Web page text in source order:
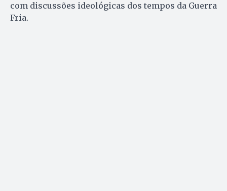
com discussões ideológicas dos tempos da Guerra
Fria.